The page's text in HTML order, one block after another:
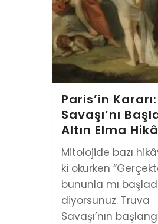
Paris’in
Savaşı’nı
Altın Elma
Mitolojide bazı
ki okurken
bununla mı
diyorsunuz. Truva
Savaşı’nın